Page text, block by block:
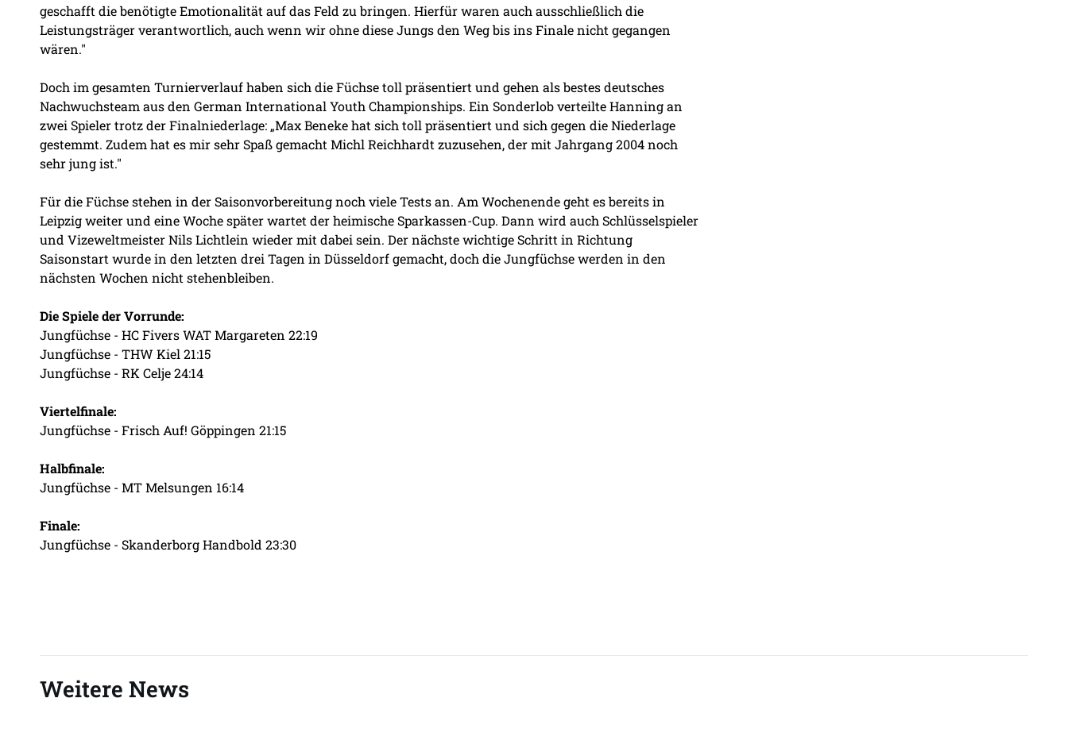
geschafft die benötigte Emotionalität auf das Feld zu bringen. Hierfür waren auch ausschließlich die
Leistungsträger verantwortlich, auch wenn wir ohne diese Jungs den Weg bis ins Finale nicht gegangen
wären."
Doch im gesamten Turnierverlauf haben sich die Füchse toll präsentiert und gehen als bestes deutsches
Nachwuchsteam aus den German International Youth Championships. Ein Sonderlob verteilte Hanning an
zwei Spieler trotz der Finalniederlage: „Max Beneke hat sich toll präsentiert und sich gegen die Niederlage
gestemmt. Zudem hat es mir sehr Spaß gemacht Michl Reichhardt zuzusehen, der mit Jahrgang 2004 noch
sehr jung ist."
Für die Füchse stehen in der Saisonvorbereitung noch viele Tests an. Am Wochenende geht es bereits in
Leipzig weiter und eine Woche später wartet der heimische Sparkassen-Cup. Dann wird auch Schlüsselspieler
und Vizeweltmeister Nils Lichtlein wieder mit dabei sein. Der nächste wichtige Schritt in Richtung
Saisonstart wurde in den letzten drei Tagen in Düsseldorf gemacht, doch die Jungfüchse werden in den
nächsten Wochen nicht stehenbleiben.
Die Spiele der Vorrunde:
Jungfüchse - HC Fivers WAT Margareten 22:19
Jungfüchse - THW Kiel 21:15
Jungfüchse - RK Celje 24:14
Viertelfinale:
Jungfüchse - Frisch Auf! Göppingen 21:15
Halbfinale:
Jungfüchse - MT Melsungen 16:14
Finale:
Jungfüchse - Skanderborg Handbold 23:30
Weitere News